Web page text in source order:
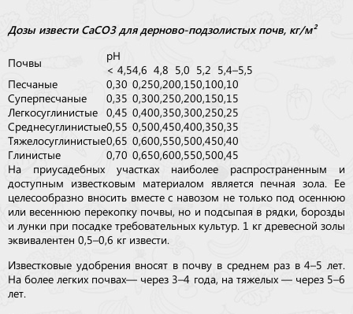
Дозы извести CaCO3 для дерново-подзолистых почв, кг/м²
Почвы
рH
< 4,54,6 4,8 5,0 5,2 5,4–5,5
Песчаные 0,30 0,250,200,150,100,10
Суперпесчаные 0,35 0,300,250,200,150,15
Легкосуглинистые 0,45 0,400,350,300,250,25
Среднесуглинистые0,55 0,500,450,400,350,35
Тяжелосуглинистые0,65 0,600,550,500,450,40
Глинистые 0,70 0,650,600,550,500,45
На приусадебных участках наиболее распространенным и
доступным известковым материалом является печная зола. Ее
целесообразно вносить вместе с навозом не только под осеннюю
или весеннюю перекопку почвы, но и подсыпая в рядки, борозды
и лунки при посадке требовательных культур. 1 кг древесной золы
эквивалентен 0,5–0,6 кг извести.
Известковые удобрения вносят в почву в среднем раз в 4–5 лет.
На более легких почвах — через 3–4 года, на тяжелых — через 5–6
лет.